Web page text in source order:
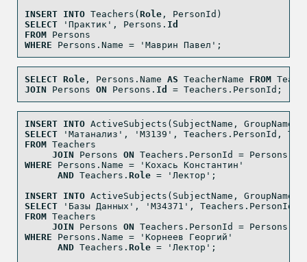
INSERT INTO Teachers( Role , PersonId)
SELECT
'Практик' , Persons. Id
FROM Persons
WHERE Persons.Name = 'Маврин Павел' ;
SELECT Role , Persons.Name AS TeacherName FROM
JOIN Persons ON Persons. Id = Teachers.PersonId;
INSERT INTO ActiveSubjects(SubjectName,
SELECT
'Матанализ' , 'M3139' , Teachers.PersonId,
FROM Teachers
JOIN Persons ON Teachers.PersonId = Persons.
WHERE Persons.Name =
'Кохась Константин'
AND Teachers. Role = 'Лектор' ;
INSERT INTO ActiveSubjects(SubjectName,
SELECT
'Базы Данных' , 'M34371' , Teachers.PersonId,
FROM Teachers
JOIN Persons ON Teachers.PersonId = Persons.
WHERE Persons.Name =
'Корнеев Георгий'
AND Teachers. Role = 'Лектор' ;